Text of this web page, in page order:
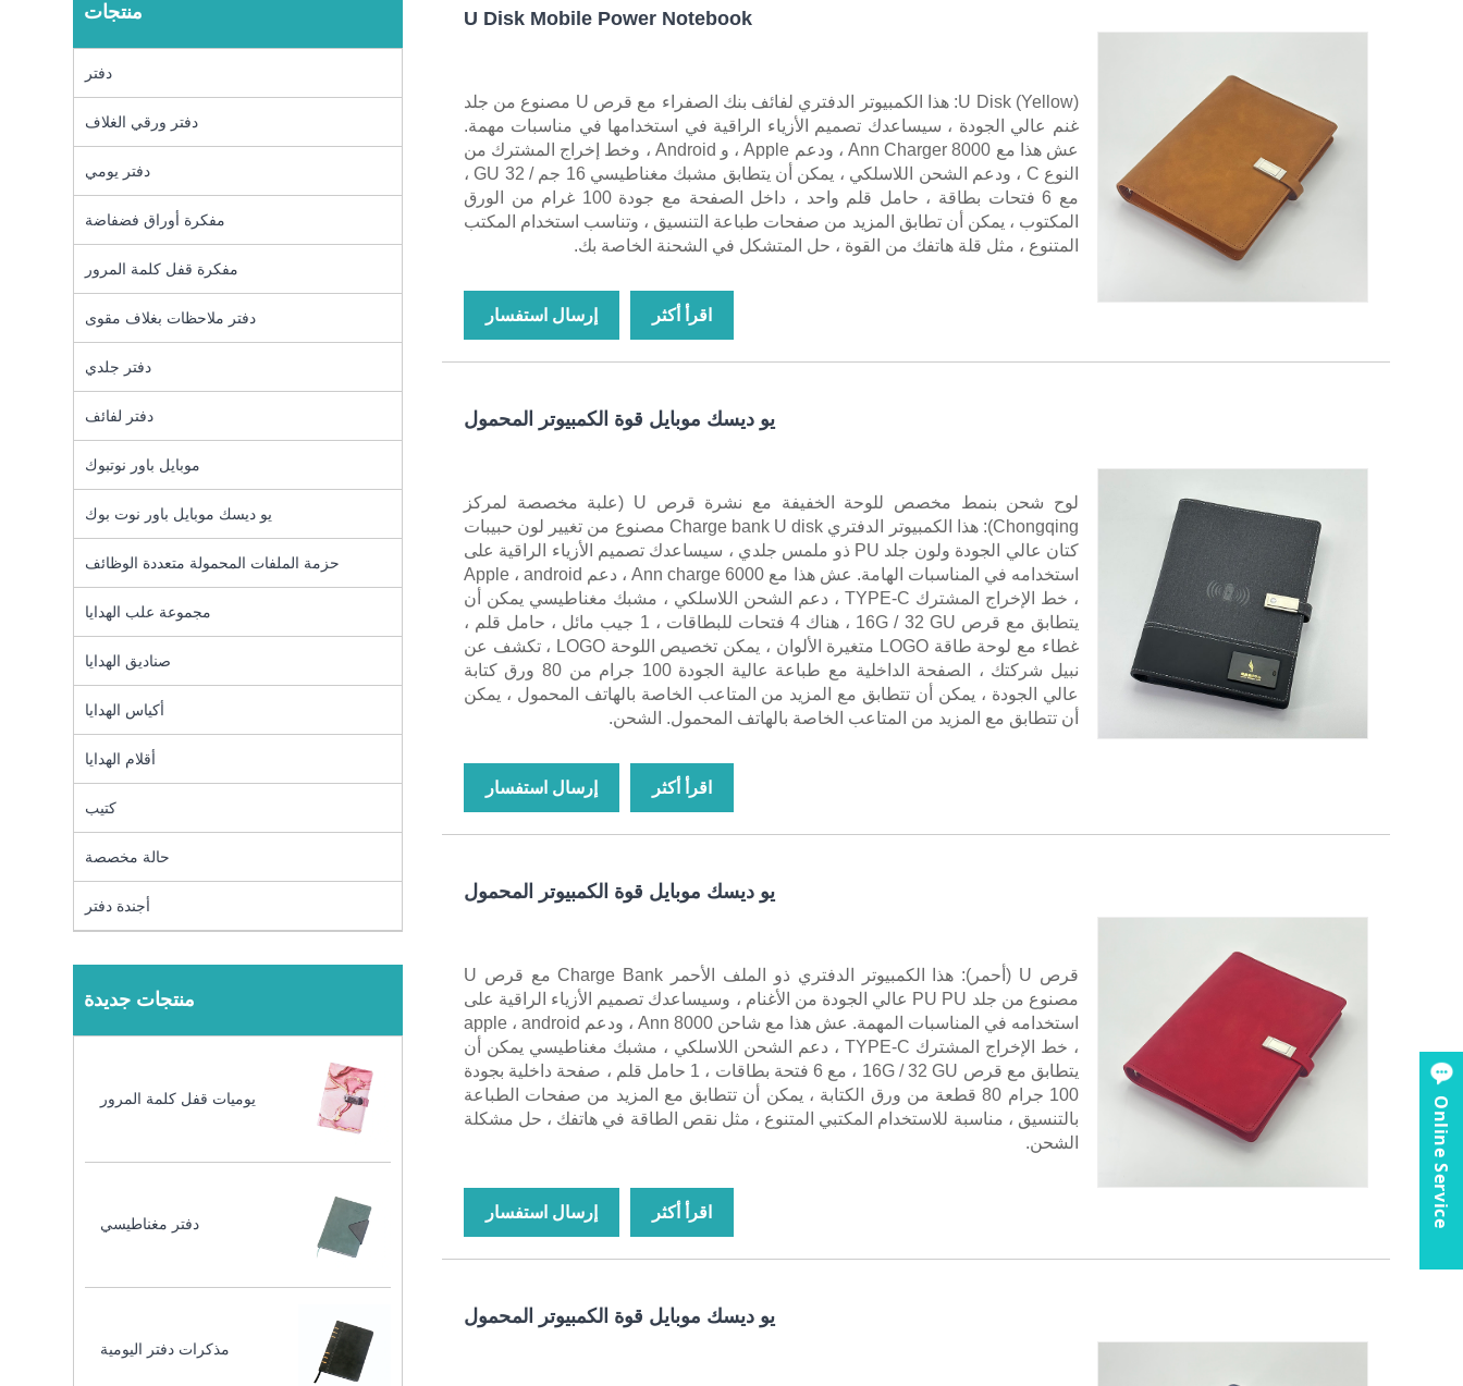
منتجات
دفتر
دفتر ورقي الغلاف
دفتر يومي
مفكرة أوراق فضفاضة
مفكرة قفل كلمة المرور
دفتر ملاحظات بغلاف مقوى
دفتر جلدي
دفتر لفائف
موبايل باور نوتبوك
يو ديسك موبايل باور نوت بوك
حزمة الملفات المحمولة متعددة الوظائف
مجموعة علب الهدايا
صناديق الهدايا
أكياس الهدايا
أقلام الهدايا
كتيب
حالة مخصصة
أجندة دفتر
منتجات جديدة
يوميات قفل كلمة المرور
دفتر مغناطيسي
مذكرات دفتر اليومية
U Disk Mobile Power Notebook
U Disk (Yellow): هذا الكمبيوتر الدفتري لفائف بنك الصفراء مع قرص U مصنوع من جلد
غنم عالي الجودة ، سيساعدك تصميم الأزياء الراقية في استخدامها في مناسبات مهمة.
عش هذا مع 8000 Ann Charger ، ودعم Apple ، و Android ، وخط إخراج المشترك من
النوع C ، ودعم الشحن اللاسلكي ، يمكن أن يتطابق مشبك مغناطيسي 16 جم / 32 GU ،
مع 6 فتحات بطاقة ، حامل قلم واحد ، داخل الصفحة مع جودة 100 غرام من الورق
المكتوب ، يمكن أن تطابق المزيد من صفحات طباعة التنسيق ، وتناسب استخدام المكتب
المتنوع ، مثل قلة هاتفك من القوة ، حل المتشكل في الشحنة الخاصة بك.
اقرأ أكثر إرسال استفسار
يو ديسك موبايل قوة الكمبيوتر المحمول
لوح شحن بنمط مخصص للوحة الخفيفة مع نشرة قرص U (علبة مخصصة لمركز
Chongqing): هذا الكمبيوتر الدفتري Charge bank U disk مصنوع من تغيير لون حبيبات
كتان عالي الجودة ولون جلد PU ذو ملمس جلدي ، سيساعدك تصميم الأزياء الراقية على
استخدامه في المناسبات الهامة. عش هذا مع 6000 Ann charge ، دعم Apple ، android
، خط الإخراج المشترك TYPE-C ، دعم الشحن اللاسلكي ، مشبك مغناطيسي يمكن أن
يتطابق مع قرص 16G / 32 GU ، هناك 4 فتحات للبطاقات ، 1 جيب مائل ، حامل قلم ،
غطاء مع لوحة طاقة LOGO متغيرة الألوان ، يمكن تخصيص اللوحة LOGO ، تكشف عن
نبيل شركتك ، الصفحة الداخلية مع طباعة عالية الجودة 100 جرام من 80 ورق كتابة
عالي الجودة ، يمكن أن تتطابق مع المزيد من المتاعب الخاصة بالهاتف المحمول ، يمكن
أن تتطابق مع المزيد من المتاعب الخاصة بالهاتف المحمول. الشحن.
اقرأ أكثر إرسال استفسار
يو ديسك موبايل قوة الكمبيوتر المحمول
قرص U (أحمر): هذا الكمبيوتر الدفتري ذو الملف الأحمر Charge Bank مع قرص U
مصنوع من جلد PU PU عالي الجودة من الأغنام ، وسيساعدك تصميم الأزياء الراقية على
استخدامه في المناسبات المهمة. عش هذا مع شاحن 8000 Ann ، ودعم apple ، android
، خط الإخراج المشترك TYPE-C ، دعم الشحن اللاسلكي ، مشبك مغناطيسي يمكن أن
يتطابق مع قرص 16G / 32 GU ، مع 6 فتحة بطاقات ، 1 حامل قلم ، صفحة داخلية بجودة
100 جرام 80 قطعة من ورق الكتابة ، يمكن أن تتطابق مع المزيد من صفحات الطباعة
بالتنسيق ، مناسبة للاستخدام المكتبي المتنوع ، مثل نقص الطاقة في هاتفك ، حل مشكلة
الشحن.
اقرأ أكثر إرسال استفسار
يو ديسك موبايل قوة الكمبيوتر المحمول
Online Service